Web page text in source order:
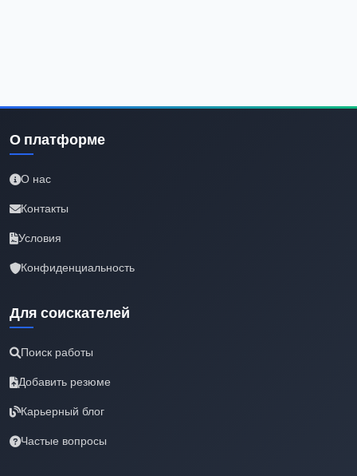
О платформе
О нас
Контакты
Условия
Конфиденциальность
Для соискателей
Поиск работы
Добавить резюме
Карьерный блог
Частые вопросы